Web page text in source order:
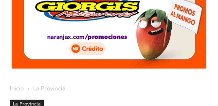
Inicio La Provincia
La Provincia